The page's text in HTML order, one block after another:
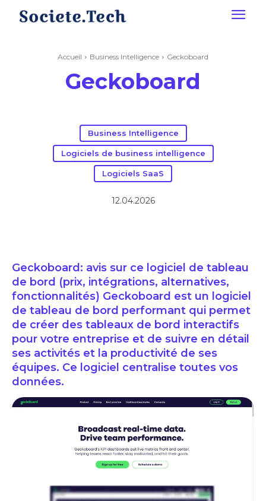
Accueil Business Intelligence Geckoboard
Geckoboard
Business Intelligence
Logiciels de business intelligence
Logiciels SaaS
12.04.2026
Geckoboard: avis sur ce logiciel de tableau
de bord (prix, intégrations, alternatives,
fonctionnalités) Geckoboard est un logiciel
de tableau de bord performant qui permet
de créer des tableaux de bord interactifs
pour votre entreprise et de suivre en détail
ses activités et la productivité de ses
équipes. Ce logiciel centralise toutes vos
données.